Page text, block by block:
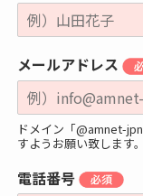
メールアドレス
ドメイン「@amnet-
すようお願い致します。
電話番号